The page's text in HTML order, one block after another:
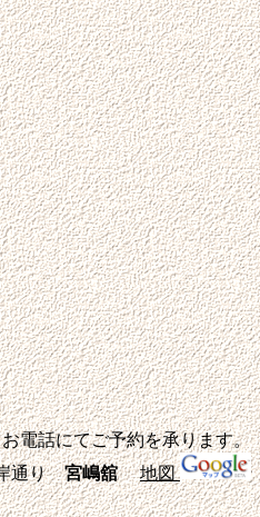
話にてご予約を承ります。
通り宮嶋舘 地図